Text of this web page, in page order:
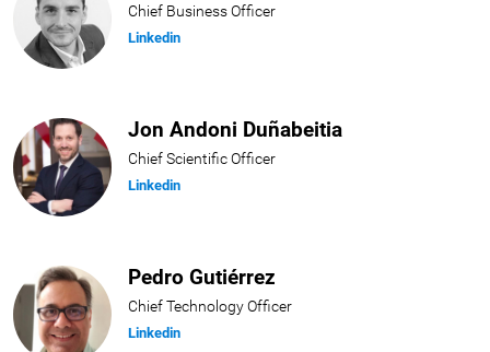
Chief Business Officer
Linkedin
Jon Andoni Duñabeitia
Chief Scientific Officer
Linkedin
Pedro Gutiérrez
Chief Technology Officer
Linkedin